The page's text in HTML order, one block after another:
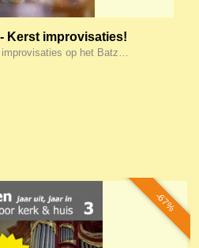
Kerst improvisaties!
kerk Den Haag
improvisaties op het Batz…
-67%